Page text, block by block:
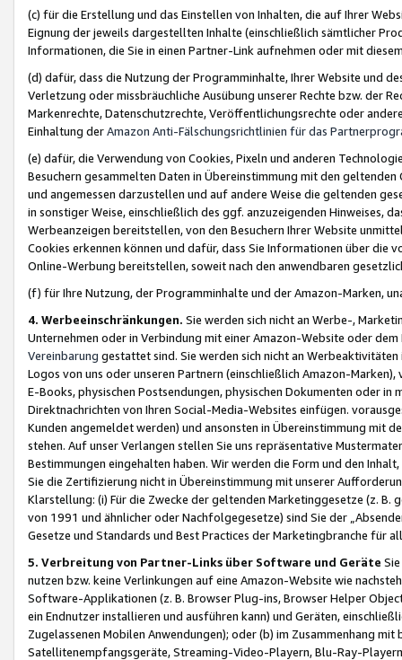
(c) für die Erstellung und das Einstellen von Inhalten, die auf Ihrer
Eignung der jeweils dargestellten Inhalte (einschließlich sämtlicher
Informationen, die Sie in einen Partner-Link aufnehmen oder mit
(d) dafür, dass die Nutzung der Programminhalte, Ihrer Website und
Verletzung oder missbräuchliche Ausübung unserer Rechte bzw. der
Markenrechte, Datenschutzrechte, Veröffentlichungsrechte oder
Einhaltung derAmazon Anti-Fälschungsrichtlinien für das
(e) dafür, die Verwendung von Cookies, Pixeln und anderen
Besuchern gesammelten Daten in Übereinstimmung mit den
und angemessen darzustellen und auf andere Weise die geltenden
in sonstiger Weise, einschließlich des ggf. anzuzeigenden Hinweises,
Werbeanzeigen bereitstellen, von den Besuchern Ihrer Website
Cookies erkennen können und dafür, dass Sie Informationen über die
Online-Werbung bereitstellen, soweit nach den anwendbaren
(f) für Ihre Nutzung, der Programminhalte und der Amazon-Marken,
4. Werbeeinschränkungen. Sie werden sich nicht an Werbe-,
Unternehmen oder in Verbindung mit einer Amazon-Website oder
Vereinbarung gestattet sind. Sie werden sich nicht an
Logos von uns oder unseren Partnern (einschließlich Amazon-
E-Books, physischen Postsendungen, physischen Dokumenten oder in
Direktnachrichten von Ihren Social-Media-Websites einfügen.
Kunden angemeldet werden) und ansonsten in Übereinstimmung mit
stehen. Auf unser Verlangen stellen Sie uns repräsentative
Bestimmungen eingehalten haben. Wir werden die Form und den
Sie die Zertifizierung nicht in Übereinstimmung mit unserer
Klarstellung: (i) Für die Zwecke der geltenden Marketinggesetze (z. B.
von 1991 und ähnlicher oder Nachfolgegesetze) sind Sie der
Gesetze und Standards und Best Practices der Marketingbranche für
5. Verbreitung von Partner-Links über Software und Geräte
nutzen bzw. keine Verlinkungen auf eine Amazon-Website wie
Software-Applikationen (z. B. Browser Plug-ins, Browser Helper
ein Endnutzer installieren und ausführen kann) und Geräten,
Zugelassenen Mobilen Anwendungen); oder (b) im Zusammenhang
Satellitenempfangsgeräte, Streaming-Video-Playern, Blu-Ray-